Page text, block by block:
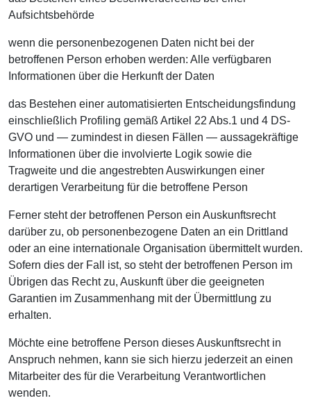
Aufsichtsbehörde
wenn die personenbezogenen Daten nicht bei der
betroffenen Person erhoben werden: Alle verfügbaren
Informationen über die Herkunft der Daten
das Bestehen einer automatisierten Entscheidungsfindung
einschließlich Profiling gemäß Artikel 22 Abs.1 und 4 DS-
GVO und — zumindest in diesen Fällen — aussagekräftige
Informationen über die involvierte Logik sowie die
Tragweite und die angestrebten Auswirkungen einer
derartigen Verarbeitung für die betroffene Person
Ferner steht der betroffenen Person ein Auskunftsrecht
darüber zu, ob personenbezogene Daten an ein Drittland
oder an eine internationale Organisation übermittelt wurden.
Sofern dies der Fall ist, so steht der betroffenen Person im
Übrigen das Recht zu, Auskunft über die geeigneten
Garantien im Zusammenhang mit der Übermittlung zu
erhalten.
Möchte eine betroffene Person dieses Auskunftsrecht in
Anspruch nehmen, kann sie sich hierzu jederzeit an einen
Mitarbeiter des für die Verarbeitung Verantwortlichen
wenden.